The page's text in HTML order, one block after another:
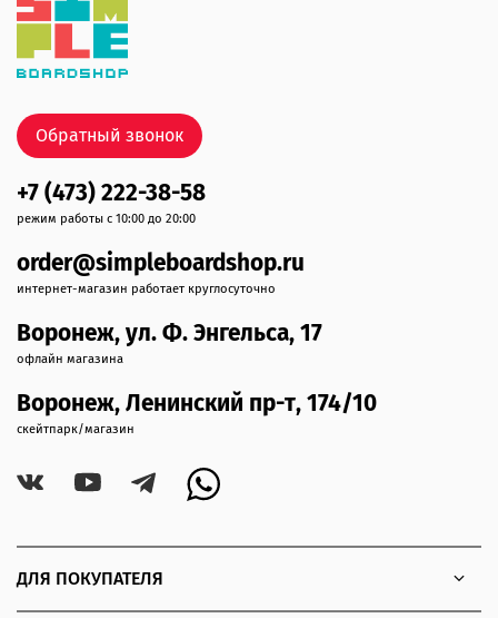
ДЛЯ ПОКУПАТЕЛЯ
+7 (473) 222-38-58
режим работы с 10:00 до 20:00
order@simpleboardshop.ru
интернет-магазин работает круглосуточно
Воронеж, ул. Ф. Энгельса, 17
офлайн магазина
Воронеж, Ленинский пр-т, 174/10
скейтпарк/магазин
Обратный звонок